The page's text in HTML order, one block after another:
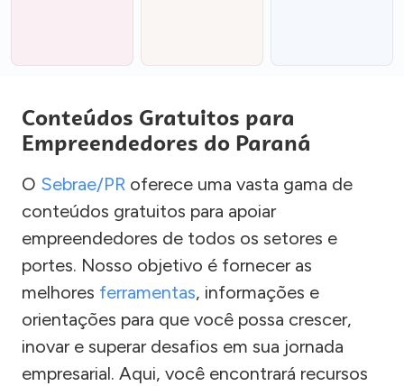
Conteúdos Gratuitos para
Empreendedores do Paraná
O Sebrae/PR oferece uma vasta gama de
conteúdos gratuitos para apoiar
empreendedores de todos os setores e
portes. Nosso objetivo é fornecer as
melhores ferramentas, informações e
orientações para que você possa crescer,
inovar e superar desafios em sua jornada
empresarial. Aqui, você encontrará recursos